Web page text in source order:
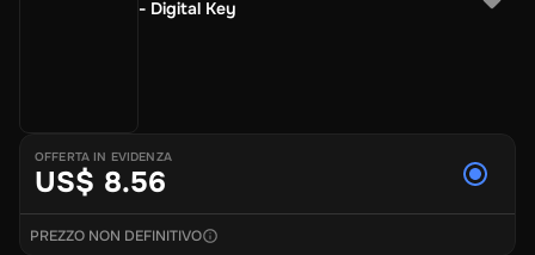
- Digital Key
OFFERTA IN EVIDENZA
US$ 8.56
PREZZO NON DEFINITIVO